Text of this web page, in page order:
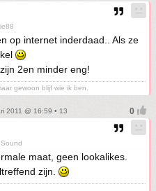
op internet inderdaad.. Als ze
2en minder eng!
gewoon blijf wie ik ben.
2011 @ 16:59 • 13
maat, geen lookalikes.
zijn.